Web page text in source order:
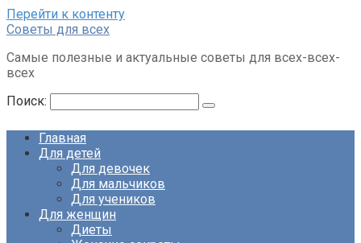
Перейти к контенту
Советы для всех
Самые полезные и актуальные советы для всех-всех-
всех
Поиск:
Главная
Для детей
Для девочек
Для мальчиков
Для учеников
Для женщин
Диеты